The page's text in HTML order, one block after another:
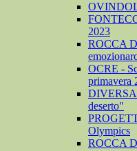
2023
ROCCA
OCRE -
primavera
deserto"
Olympics
ROCCA